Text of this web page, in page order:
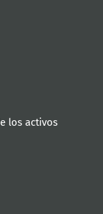
los activos